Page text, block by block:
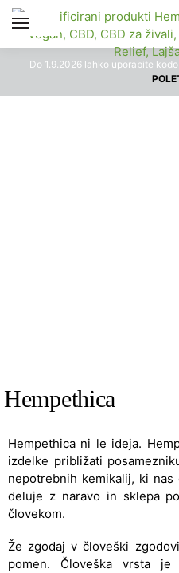
Do 1.9.2026 lahko uporabite
Hempethica
Hempethica ni le ideja.
izdelke približati
nepotrebnih kemikalij, ki nas
deluje z naravo in sklepa
človekom.
Že zgodaj v človeški
pomen. Človeška vrsta